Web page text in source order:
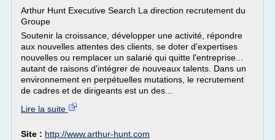
Arthur Hunt Executive Search La direction recrutement du
Groupe
Soutenir la croissance, développer une activité, répondre
aux nouvelles attentes des clients, se doter d'expertises
nouvelles ou remplacer un salarié qui quitte l'entreprise...
autant de raisons d'intégrer de nouveaux talents. Dans un
environnement en perpétuelles mutations, le recrutement
de cadres et de dirigeants est un des...
Lire la suite
Site : http://www.arthur-hunt.com